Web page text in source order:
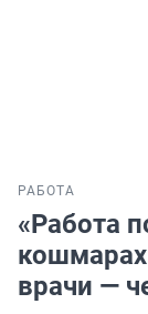
РАБОТА
«Работа
кошмарах
врачи —